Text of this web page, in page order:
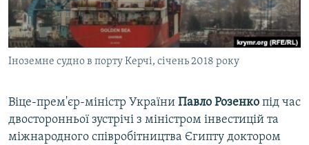
СВІДЧЕННЯ ОКУПАЦІЇ
УКРАЇНСЬКА ПРОБЛЕМА КРИМУ
ІНФОГРАФІКА
Русский
Qırımtatar
ДОЛУЧАЙСЯ!
Усі сайти RFE/RL
Іноземне судно в порту Керчі, січень 2018 року
Віце-прем'єр-міністр України Павло Розенко під час
двосторонньої зустрічі з міністром інвестицій та
міжнародного співробітництва Єгипту доктором